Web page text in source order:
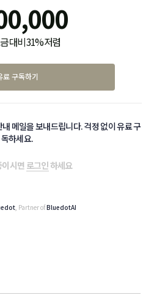
대비 31% 저렴
료 구독하기
메일을 보내드립니다. 걱정 없이 유료 구
독하세요.
이시면 로그인하세요
, Partner ofBluedotAI